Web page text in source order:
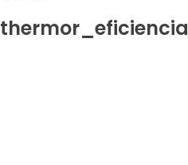
thermor_eficiencia